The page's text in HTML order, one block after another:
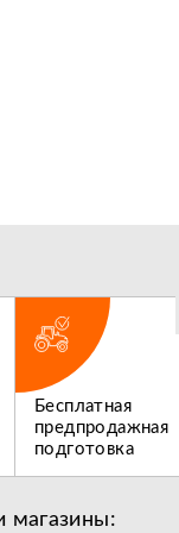
Бесплатная
предпродажная
подготовка
магазины: